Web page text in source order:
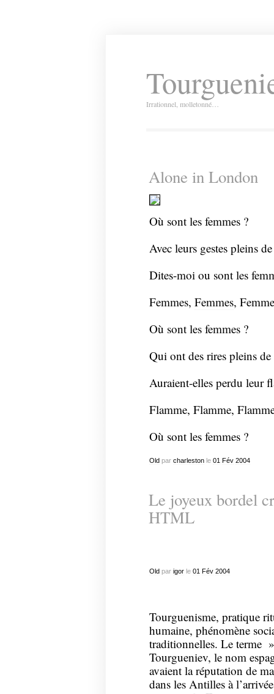
Irrationnel, molletonné…
Alone in London
Où sont les femmes ?
Avec leurs gestes pleins
Dites-moi ou sont les
Femmes, Femmes,
Où sont les femmes ?
Qui ont des rires pleins de
Auraient-elles perdu leur
Flamme, Flamme,
Où sont les femmes ?
Old par charlestonle 01 Fév 2004
Le joyeux bordel
HTML
Oldpar igorle 01 Fév 2004
Tourguenisme, pratique
humaine, phénomène
traditionnelles. Le terme
Tourgueniev, le nom
avaient la réputation de
dans les Antilles à